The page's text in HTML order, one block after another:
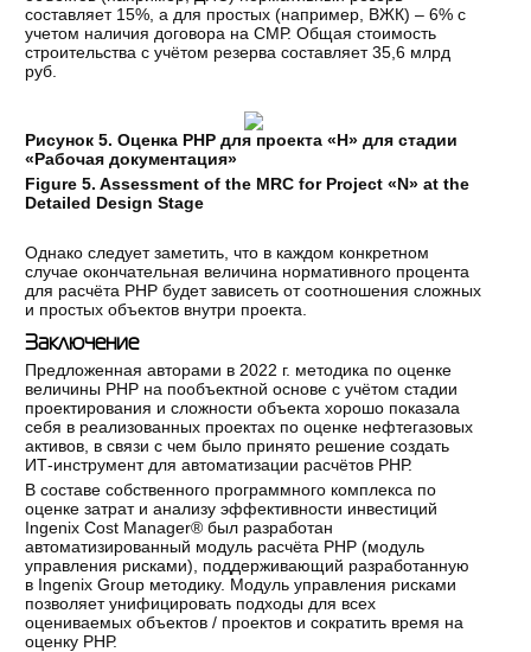
составляет 15%, а для простых (например, ВЖК) – 6% с
учетом наличия договора на СМР. Общая стоимость
строительства с учётом резерва составляет 35,6 млрд
руб.
Рисунок 5. Оценка РНР для проекта «Н» для стадии
«Рабочая документация»
Figure 5. Assessment of the MRC for Project «N» at the
Detailed Design Stage
Однако следует заметить, что в каждом конкретном
случае окончательная величина нормативного процента
для расчёта РНР будет зависеть от соотношения сложных
и простых объектов внутри проекта.
Заключение
Предложенная авторами в 2022 г. методика по оценке
величины РНР на пообъектной основе с учётом стадии
проектирования и сложности объекта хорошо показала
себя в реализованных проектах по оценке нефтегазовых
активов, в связи с чем было принято решение создать
ИТ-инструмент для автоматизации расчётов РНР.
В составе собственного программного комплекса по
оценке затрат и анализу эффективности инвестиций
Ingenix Cost Manager® был разработан
автоматизированный модуль расчёта РНР (модуль
управления рисками), поддерживающий разработанную
в Ingenix Group методику. Модуль управления рисками
позволяет унифицировать подходы для всех
оцениваемых объектов / проектов и сократить время на
оценку РНР.